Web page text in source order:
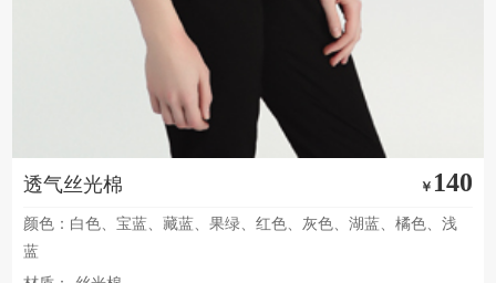
透气丝光棉 ￥ 140
颜色：白色、宝蓝、藏蓝、果绿、红色、灰色、湖蓝、橘色、浅
蓝